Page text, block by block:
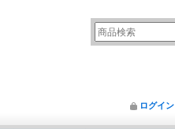
ログイン